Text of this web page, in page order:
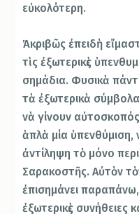
εὐκολότερη.
Ἀκριβῶς ἐπειδὴ
τὶς ἐξωτερικὲς
σημάδια. Φυσικὰ
τὰ ἐξωτερικὰ
νὰ γίνουν
ἁπλὰ μία ὑπενθύμιση,
ἀντίληψη τὸ μόνο
Σαρακοστῆς. Αὐτὸν
ἐπισημάνει
ἐξωτερικὲς συνήθειες